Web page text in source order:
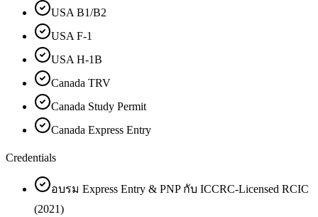
USA B1/B2
USA F-1
USA H-1B
Canada TRV
Canada Study Permit
Canada Express Entry
Credentials
อบรม Express Entry & PNP กับ ICCRC-Licensed RCIC
(2021)